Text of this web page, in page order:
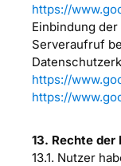
https://
Einbindung
Serveraufruf
https://
https://
13. Rechte der
13.1. Nutzer